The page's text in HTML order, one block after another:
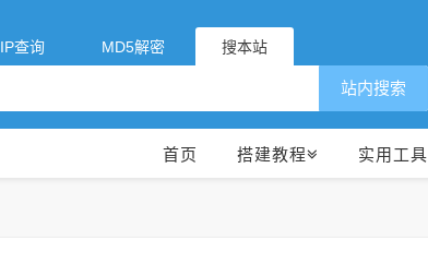
IP查询 MD5解密 搜本站
站内搜索
首页 搭建教程 实用工具